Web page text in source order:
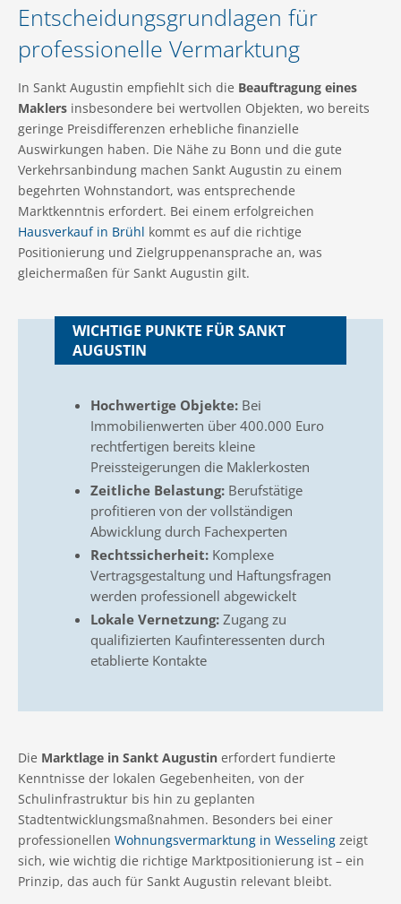
Entscheidungsgrundlagen für
professionelle Vermarktung
In Sankt Augustin empfiehlt sich die Beauftragung eines
Maklers insbesondere bei wertvollen Objekten, wo bereits
geringe Preisdifferenzen erhebliche finanzielle
Auswirkungen haben. Die Nähe zu Bonn und die gute
Verkehrsanbindung machen Sankt Augustin zu einem
begehrten Wohnstandort, was entsprechende
Marktkenntnis erfordert. Bei einem erfolgreichen
Hausverkauf in Brühl kommt es auf die richtige
Positionierung und Zielgruppenansprache an, was
gleichermaßen für Sankt Augustin gilt.
WICHTIGE PUNKTE FÜR SANKT
AUGUSTIN
Hochwertige Objekte: Bei
Immobilienwerten über 400.000 Euro
rechtfertigen bereits kleine
Preissteigerungen die Maklerkosten
Zeitliche Belastung: Berufstätige
profitieren von der vollständigen
Abwicklung durch Fachexperten
Rechtssicherheit: Komplexe
Vertragsgestaltung und Haftungsfragen
werden professionell abgewickelt
Lokale Vernetzung:Zugang zu
qualifizierten Kaufinteressenten durch
etablierte Kontakte
Die Marktlage in Sankt Augustin erfordert fundierte
Kenntnisse der lokalen Gegebenheiten, von der
Schulinfrastruktur bis hin zu geplanten
Stadtentwicklungsmaßnahmen. Besonders bei einer
professionellen Wohnungsvermarktung in Wesseling zeigt
sich, wie wichtig die richtige Marktpositionierung ist – ein
Prinzip, das auch für Sankt Augustin relevant bleibt.